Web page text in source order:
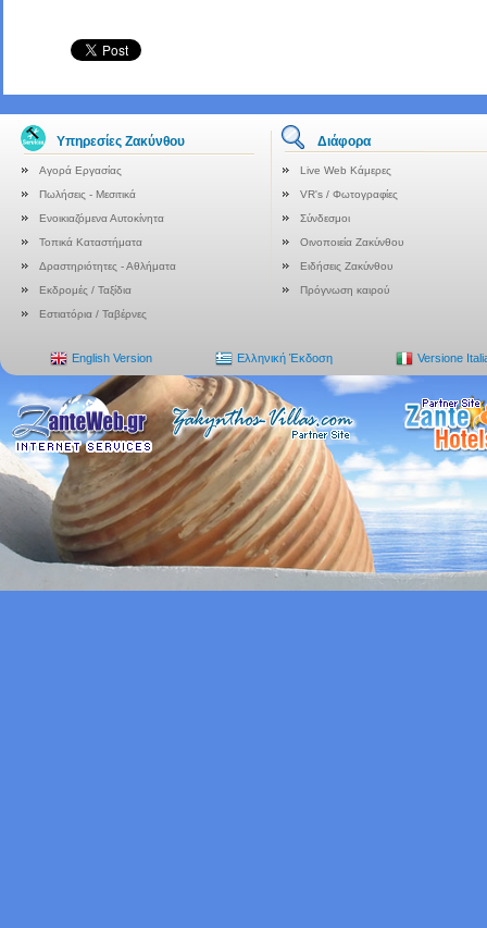
Υπηρεσίες Ζακύνθου Διάφορα
Αγορά Εργασίας
Live Web Κάμερες
Πωλήσεις - Μεσιτικά
VR's / Φωτογραφίες
Ενοικιαζόμενα Αυτοκίνητα
Σύνδεσμοι
Τοπικά Καταστήματα
Οινοποιεία Ζακύνθου
Δραστηριότητες - Αθλήματα
Ειδήσεις Ζακύνθου
Εκδρομές / Ταξίδια
Πρόγνωση καιρού
Εστιατόρια / Ταβέρνες
English Version Ελληνική Έκδοση Versione